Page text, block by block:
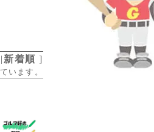
| 新着順 ]
います。